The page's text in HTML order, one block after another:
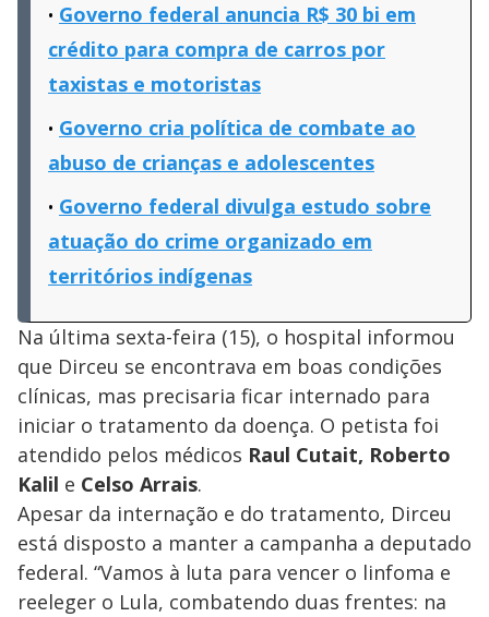
Governo federal anuncia R$ 30 bi em
crédito para compra de carros por
taxistas e motoristas
Governo cria política de combate ao
abuso de crianças e adolescentes
Governo federal divulga estudo sobre
atuação do crime organizado em
territórios indígenas
Na última sexta-feira (15), o hospital informou
que Dirceu se encontrava em boas condições
clínicas, mas precisaria ficar internado para
iniciar o tratamento da doença. O petista foi
atendido pelos médicos Raul Cutait, Roberto
Kalil e Celso Arrais.
Apesar da internação e do tratamento, Dirceu
está disposto a manter a campanha a deputado
federal. “Vamos à luta para vencer o linfoma e
reeleger o Lula, combatendo duas frentes: na